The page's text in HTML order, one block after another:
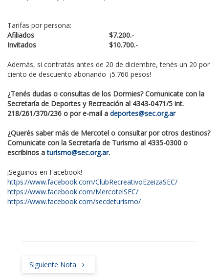
Tarifas por persona:
Afiliados
$7.200.-
Invitados
$10.700.-
Además, si contratás antes de 20 de diciembre, tenés un 20 por
ciento de descuento abonando ¡5.760 pesos!
¿Tenés dudas o consultas de los Dormies? Comunicate con la
Secretaría de Deportes y Recreación al 4343-0471/5 int.
218/261/370/236 o por e-mail a deportes@sec.org.ar
¿Querés saber más de Mercotel o consultar por otros destinos?
Comunicate con la Secretaría de Turismo al 4335-0300 o
escribinos aturismo@sec.org.ar.
¡Seguinos en Facebook!
https://www.facebook.com/ClubRecreativoEzeizaSEC/
https://www.facebook.com/MercotelSEC/
https://www.facebook.com/secdeturismo/
Siguiente Nota